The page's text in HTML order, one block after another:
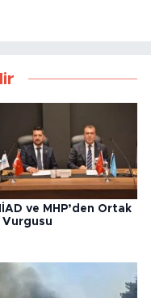
ve MHP’den Ortak
Vurgusu